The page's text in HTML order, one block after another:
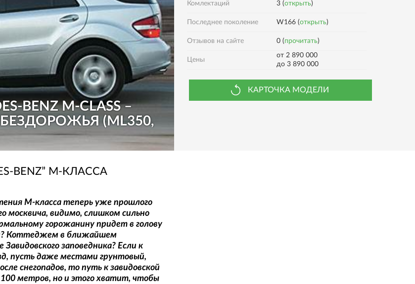
BENZ M-CLASS –
(ML350,
Комлектаций 3 (открыть)
Последнее поколение W166 (открыть)
Отзывов на сайте 0 (прочитать)
Цены
от 2 890 000
до 3 890 000
КАРТОЧКА МОДЕЛИ
BENZ” М-КЛАССА
М-класса теперь уже прошлого
москвича, видимо, слишком сильно
горожанину придет в голову
Коттеджем в ближайшем
заповедника? Если к
пусть даже местами грунтовый,
снегопадов, то путь к завидовской
100 метров, но и этого хватит, чтобы